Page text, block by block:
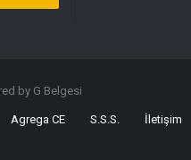
by G Belgesi
Agrega CE S.S.S. İletişim